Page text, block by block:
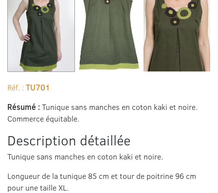
Réf. : TU701
Résumé :Tunique sans manches en coton kaki et noire.
Commerce équitable.
Description détaillée
Tunique sans manches en coton kaki et noire.
Longueur de la tunique 85 cm et tour de poitrine 96 cm
pour une taille XL.